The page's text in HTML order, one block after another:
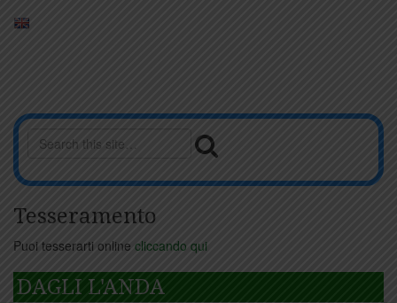
Tesseramento
Puoi tesserarti online cliccando qui
DAGLI L'ANDA